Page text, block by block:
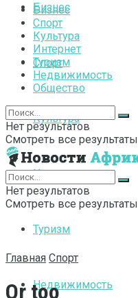
Бизнес
Спорт
Культура
Интернет
Туризм
Недвижимость
Бизнес
Спорт
Культура
Интернет
Туризм
Недвижимость
Общество
Нет результатов
Смотреть все результаты
Нет результатов
Смотреть все результаты
Главная Спорт
Or too